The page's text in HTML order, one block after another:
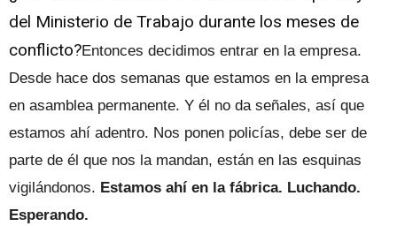
del Ministerio de Trabajo durante los meses de
conflicto?Entonces decidimos entrar en la empresa.
Desde hace dos semanas que estamos en la empresa
en asamblea permanente. Y él no da señales, así que
estamos ahí adentro. Nos ponen policías, debe ser de
parte de él que nos la mandan, están en las esquinas
vigilándonos. Estamos ahí en la fábrica. Luchando.
Esperando.